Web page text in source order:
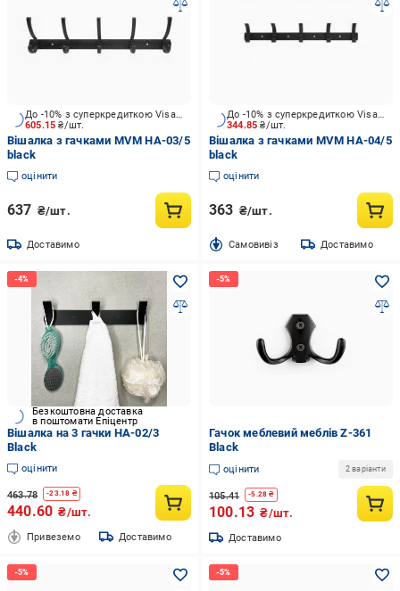
605.15₴/шт.
До -10% з суперкредиткою Visa Вигода
Вішалка з гачками MVM HA-03/5
black
оцінити
637 ₴/шт.
Доставимо
344.85₴/шт.
До -10% з суперкредиткою Visa Вигода
Вішалка з гачками MVM HA-04/5
black
оцінити
363 ₴/шт.
Cамовивіз Доставимо
Безкоштовна доставка
в поштомати Епіцентр
Вішалка на 3 гачки HA-02/3
Black
оцінити
463.78 -23.18 ₴
440.60 ₴/шт.
Привеземо Доставимо
Гачок меблевий меблів Z-361
Black
оцінити 2 варіанти
105.41 -5.28 ₴
100.13 ₴/шт.
Доставимо